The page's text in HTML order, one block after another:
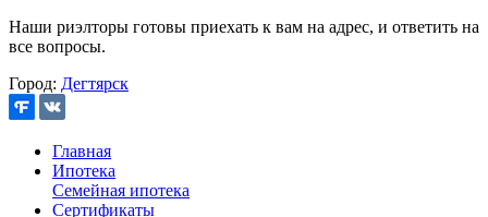
Наши риэлторы готовы приехать к вам на адрес, и ответить на
все вопросы.
Город: Дегтярск
Главная
Ипотека
Семейная ипотека
Сертификаты